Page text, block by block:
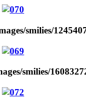
smilies/
smilies/